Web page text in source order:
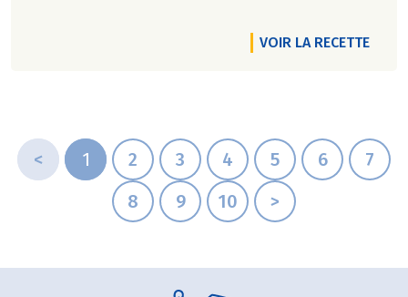
VOIR LA RECETTE
< 1 2 3 4 5 6
7
8
9 10 >